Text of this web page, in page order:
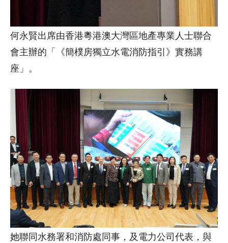
何永賢出席由香港粵港澳大灣區地產專業人士聯合
會主辦的「《簡樸房獨立水電消防指引》實務講
座」。
她聯同水務署和消防處同事，及電力公司代表，與